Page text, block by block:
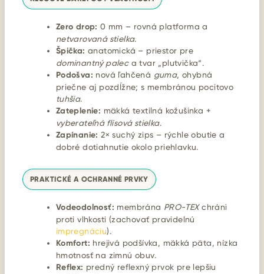
Zero drop: 0 mm – rovná platforma a
netvarovaná stielka.
Špička: anatomická – priestor pre
dominantný paleca tvar „plutvička“.
Podošva: nová ľahčená guma, ohybná
priečne aj pozdĺžne; s membránou pocitovo
tuhšia.
Zateplenie: mäkká textilná kožušinka +
vyberateľná flísová stielka.
Zapínanie: 2× suchý zips – rýchle obutie a
dobré dotiahnutie okolo priehlavku.
PRAKTICKÉ A OCHRANNÉ PRVKY
Vodeodolnosť: membrána PRO-TEXchráni
proti vlhkosti (zachovať pravidelnú
impregnáciu).
Komfort: hrejivá podšívka, mäkká päta, nízka
hmotnosť na zimnú obuv.
Reflex: predný reflexný prvok pre lepšiu